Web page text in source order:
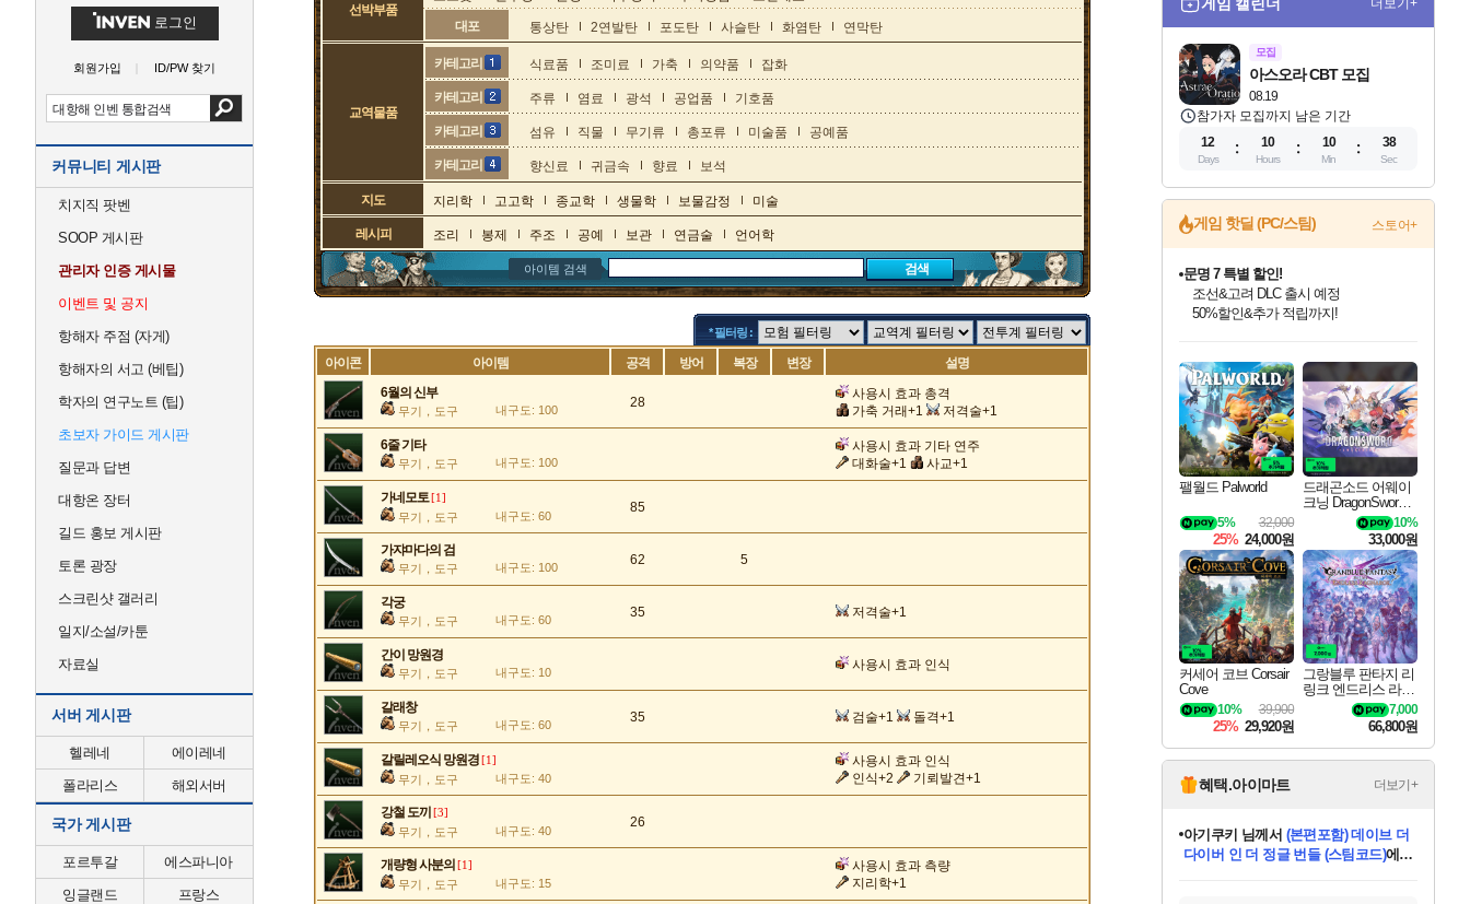
로그인
회원가입 ID/PW 찾기
커뮤니티 게시판
치지직 팟벤
SOOP 게시판
관리자 인증 게시물
이벤트 및 공지
항해자 주점 (자게)
항해자의 서고 (베팁)
학자의 연구노트 (팁)
초보자 가이드 게시판
질문과 답변
대항온 장터
길드 홍보 게시판
토론 광장
스크린샷 갤러리
일지/소설/카툰
자료실
서버 게시판
헬레네
에이레네
폴라리스
해외서버
국가 게시판
포르투갈
에스파니아
잉글랜드
프랑스
선박부품
대포
통상탄 2연발탄 포도탄 사슬탄 화염탄 연막탄
교역물품
카테고리 식료품 조미료 가축 의약품 잡화
카테고리 주류 염료 광석 공업품 기호품
카테고리 섬유 직물 무기류 총포류 미술품 공예품
카테고리 향신료 귀금속 향료 보석
지도 지리학 고고학 종교학 생물학 보물감정 미술
레시피 조리 봉제 주조 공예 보관 연금술 언어학
아이템 검색
* 필터링 :
아이콘 아이템 공격 방어 복장 변장
설명
6월의 신부
무기，도구 내구도: 100 28
사용시 효과 총격
가축 거래+1
저격술+1
6줄 기타
무기，도구 내구도: 100
사용시 효과 기타 연주
대화술+1
사교+1
가네모토 [1]
무기，도구 내구도: 60
85
가쟈마다의 검
무기，도구 내구도: 100 62 5
각궁
무기，도구 내구도: 60 35 저격술+1
간이 망원경
무기，도구 내구도: 10 사용시 효과 인식
갈래창
무기，도구 내구도: 60 35 검술+1 돌격+1
갈릴레오식 망원경 [1]
무기，도구 내구도: 40
사용시 효과 인식
인식+2
기뢰발견+1
강철 도끼 [3]
무기，도구 내구도: 40
26
개량형 사분의 [1]
무기，도구 내구도: 15
사용시 효과 측량
지리학+1
더보기+
모집
08.19
아스오라 CBT 모집
참가자 모집까지 남은 기간
12
Days
10
Hours
10
Min
37
Sec
게임 핫딜 (PC/스팀) 스토어+
최대 90% 할인가를 만나보세요!
네이버혜택과 함께 만나보세요!
문명 7 특별 할인!
조선&고려 DLC 출시 예정
50%할인&추가 적립까지!
귀무자: 검의 길 예약 판매 중!
네이버 혜택가와 함께 예약하세요!
할인&네이버혜택으로 만나보세요!
네이버페이 혜택과 만나보세요!
40주년 프로모션으로 만나보세요!
네이버 포인트 혜택까지!
할인가에 만나보세요!
일부 에디션 상시 할인!
혜택으로 예약 판매 중
편안하게 충전하세요
팰월드 Palworld
32,000
5%
25% 24,000원
드래곤소드 어웨이
크닝 DragonSword A
10%
33,000원
커세어 코브 Corsair
Cove
39,900
10%
25% 29,920원
그랑블루 판타지 리
링크 엔드리스 라그
나로크 Granblue Fa
ntasy Relink Endless
7,000
66,800원
혜택.아이마트 더보기+
eksxo님께서 디스코 엘리시움 최종판
(스팀코드) 에 당첨되셨습니다.